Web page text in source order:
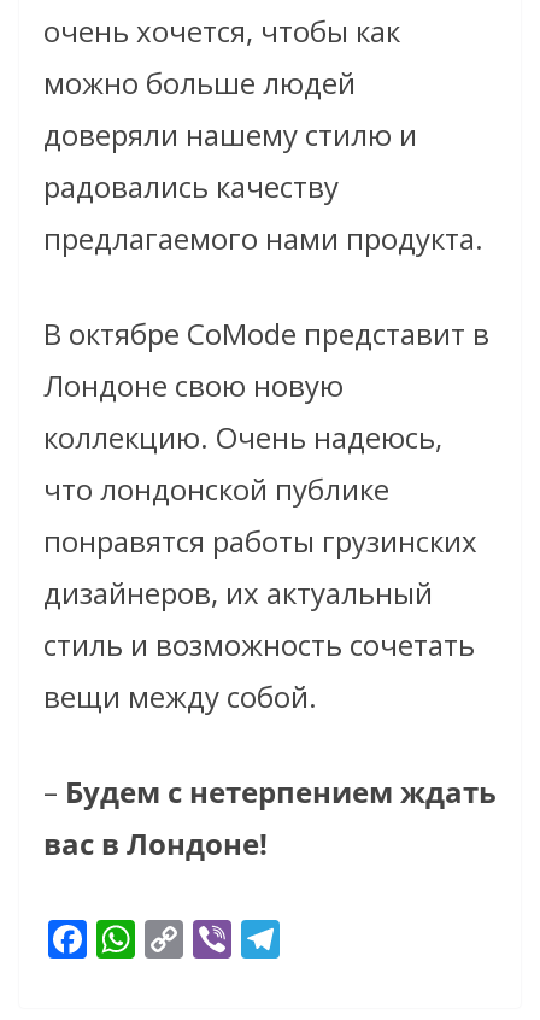
очень хочется, чтобы как
можно больше людей
доверяли нашему стилю и
радовались качеству
предлагаемого нами продукта.
В октябре CoMode представит в
Лондоне свою новую
коллекцию. Очень надеюсь,
что лондонской публике
понравятся работы грузинских
дизайнеров, их актуальный
стиль и возможность сочетать
вещи между собой.
– Будем с нетерпением ждать
вас в Лондоне!
F W C Vi